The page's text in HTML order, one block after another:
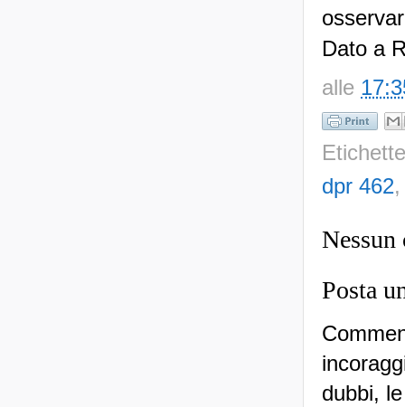
Dato a
alle
dpr 462
Nessun
Posta
dubbi,